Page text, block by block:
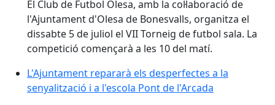
El Club de Futbol Olesa, amb la col·laboració de
l'Ajuntament d'Olesa de Bonesvalls, organitza el
dissabte 5 de juliol el VII Torneig de futbol sala. La
competició començarà a les 10 del matí.
L'Ajuntament repararà els desperfectes a la
senyalització i a l'escola Pont de l'Arcada